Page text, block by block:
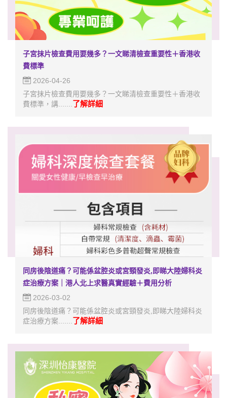
子宮抹片檢查費用要幾多？一文睇清檢查重要性＋香港收
費標準
2026-04-26
子宮抹片檢查費用要幾多？一文睇清檢查重要性＋香港收
費標準，講.......了解詳細
同房後陰道痛？可能係盆腔炎或宮頸發炎,即睇大陸婦科炎
症治療方案｜港人北上求醫真實經驗＋費用分析
2026-03-02
同房後陰道痛？可能係盆腔炎或宮頸發炎,即睇大陸婦科炎
症治療方案.......了解詳細